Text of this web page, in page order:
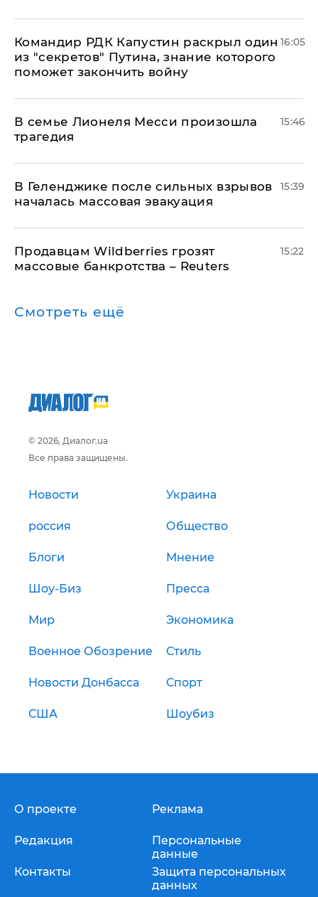
Командир РДК Капустин раскрыл один
из "секретов" Путина, знание которого
поможет закончить войну
16:05
В семье Лионеля Месси произошла
трагедия
15:46
В Геленджике после сильных взрывов
началась массовая эвакуация
15:39
Продавцам Wildberries грозят
массовые банкротства – Reuters
15:22
Смотреть ещё
© 2026, Диалог.ua
Все права защищены.
Новости Украина
россия Общество
Блоги Мнение
Шоу-Биз Пресса
Мир Экономика
Военное Обозрение Стиль
Новости Донбасса Спорт
США Шоубиз
О проекте
Редакция
Контакты
Реклама
Персональные
данные
Защита персональных
данных